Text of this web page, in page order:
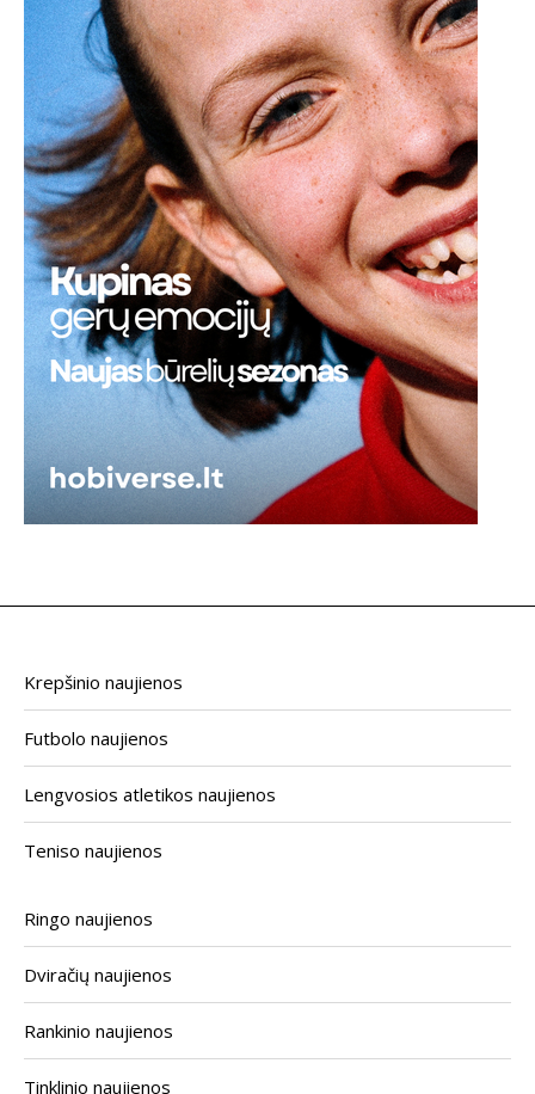
Krepšinio naujienos
Futbolo naujienos
Lengvosios atletikos naujienos
Teniso naujienos
Ringo naujienos
Dviračių naujienos
Rankinio naujienos
Tinklinio naujienos